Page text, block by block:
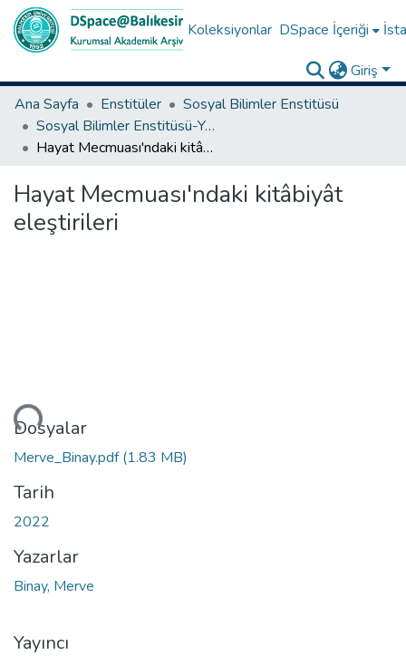
Koleksiyonlar DSpace İçeriği
Giriş
Ana Sayfa
Enstitüler
Sosyal Bilimler Enstitüsü
Sosyal Bilimler Enstitüsü-Yüksek Lisans Tezleri
Hayat Mecmuası'ndaki kitâbiyât eleştirileri
Hayat Mecmuası'ndaki kitâbiyât
eleştirileri
Dosyalar
Merve_Binay.pdf(1.83 MB)
Tarih
2022
Yazarlar
Binay, Merve
Yayıncı